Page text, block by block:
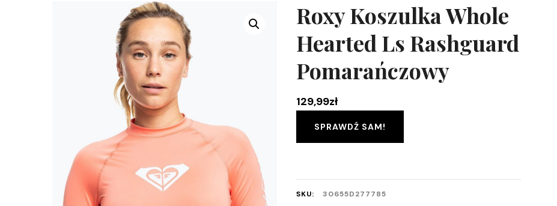
Roxy Koszulka Whole
Hearted Ls Rashguard
Pomarańczowy
129,99zł
SPRAWDŹ SAM!
SKU:
30655D277785